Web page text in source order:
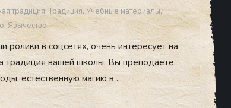
традиция,Традиция,Учебные материалы,
,Язычество
ролики в соцсетях, очень интересует на
традиция вашей школы. Вы преподаёте
естественную магию в ...